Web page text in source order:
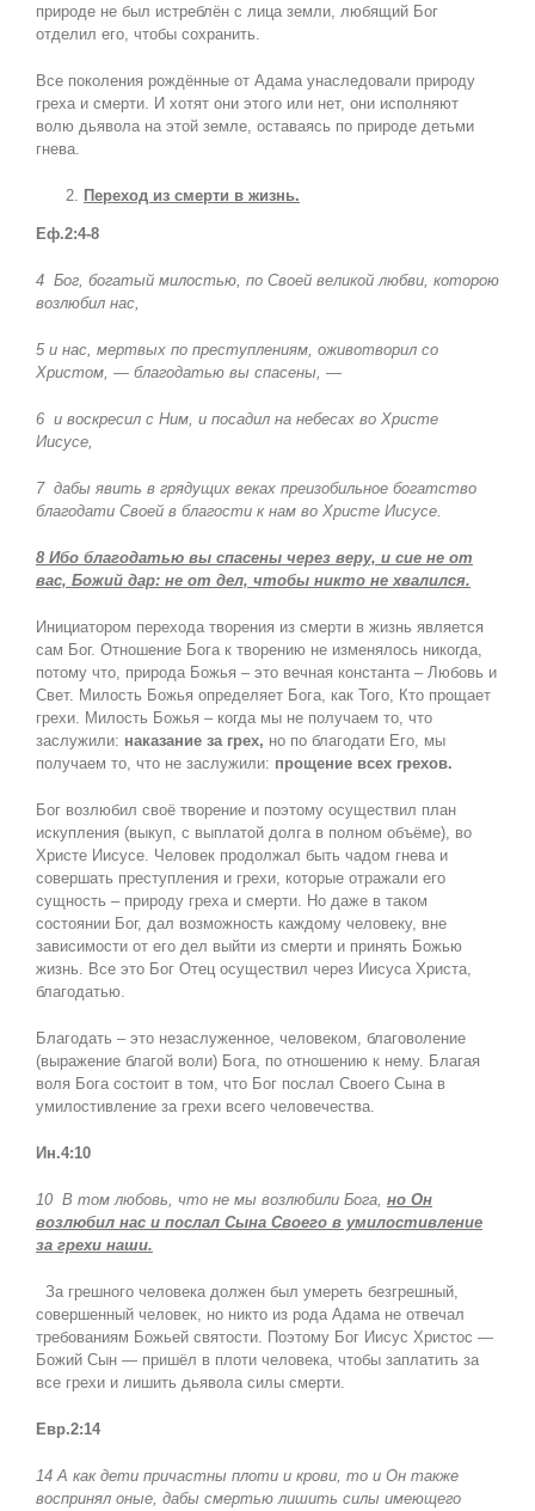
природе не был истреблён с лица земли, любящий Бог
отделил его, чтобы сохранить.
Все поколения рождённые от Адама унаследовали природу
греха и смерти. И хотят они этого или нет, они исполняют
волю дьявола на этой земле, оставаясь по природе детьми
гнева.
Переход из смерти в жизнь.
Еф.2:4-8
4 Бог, богатый милостью, по Своей великой любви, которою
возлюбил нас,
5 и нас, мертвых по преступлениям, оживотворил со
Христом, — благодатью вы спасены, —
6 и воскресил с Ним, и посадил на небесах во Христе
Иисусе,
7 дабы явить в грядущих веках преизобильное богатство
благодати Своей в благости к нам во Христе Иисусе.
8 Ибо благодатью вы спасены через веру, и сие не от
вас, Божий дар: не от дел, чтобы никто не хвалился.
Инициатором перехода творения из смерти в жизнь является
сам Бог. Отношение Бога к творению не изменялось никогда,
потому что, природа Божья – это вечная константа – Любовь и
Свет. Милость Божья определяет Бога, как Того, Кто прощает
грехи. Милость Божья – когда мы не получаем то, что
заслужили: наказание за грех, но по благодати Его, мы
получаем то, что не заслужили: прощение всех грехов.
Бог возлюбил своё творение и поэтому осуществил план
искупления (выкуп, с выплатой долга в полном объёме), во
Христе Иисусе. Человек продолжал быть чадом гнева и
совершать преступления и грехи, которые отражали его
сущность – природу греха и смерти. Но даже в таком
состоянии Бог, дал возможность каждому человеку, вне
зависимости от его дел выйти из смерти и принять Божью
жизнь. Все это Бог Отец осуществил через Иисуса Христа,
благодатью.
Благодать – это незаслуженное, человеком, благоволение
(выражение благой воли) Бога, по отношению к нему. Благая
воля Бога состоит в том, что Бог послал Своего Сына в
умилостивление за грехи всего человечества.
Ин.4:10
10 В том любовь, что не мы возлюбили Бога, но Он
возлюбил нас и послал Сына Своего в умилостивление
за грехи наши.
За грешного человека должен был умереть безгрешный,
совершенный человек, но никто из рода Адама не отвечал
требованиям Божьей святости. Поэтому Бог Иисус Христос —
Божий Сын — пришёл в плоти человека, чтобы заплатить за
все грехи и лишить дьявола силы смерти.
Евр.2:14
14 А как дети причастны плоти и крови, то и Он также
воспринял оные, дабы смертью лишить силы имеющего